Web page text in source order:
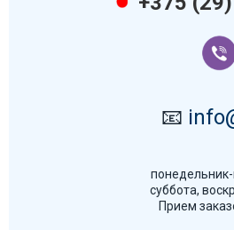
📧
суббота,
Прием